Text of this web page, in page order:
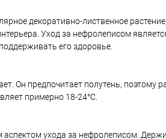
декоративно-лиственное
Уход за нефролеписом
его здоровье.
Он предпочитает полутень,
примерно 18-24°C.
ухода за нефролеписом.